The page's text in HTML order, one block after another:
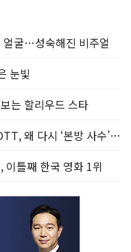
얼굴…성숙해진 비주얼
눈빛
는 할리우드 스타
[김민서의 AI가-중계] 골라 보던 OTT, 왜 다시 ‘본방 사수’를 부르나
이틀째 한국 영화 1위